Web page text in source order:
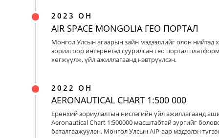
2023 ОН
AIR SPACE MONGOLIA ГЕО ПОРТАЛ
Монгол Улсын агаарын зайн мэдээллийг олон нийтэд
зорилгоор интернетэд суурилсан гео портал
хөгжүүлж, үйл ажиллагаанд нэвтрүүлсэн.
2022 ОН
AERONAUTICAL CHART 1:500 000
Ерөнхий зориулалтын нислэгийн үйл ажиллагаанд
Aeronautical Chart 1:500000 масштабтай зургийг
баталгаажуулан, Монгол Улсын AIP-аар мэдээлэн